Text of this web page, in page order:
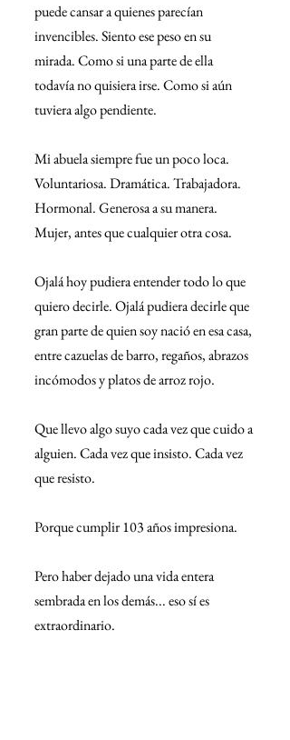
puede cansar a quienes parecían
invencibles. Siento ese peso en su
mirada. Como si una parte de ella
todavía no quisiera irse. Como si aún
tuviera algo pendiente.
Mi abuela siempre fue un poco loca.
Voluntariosa. Dramática. Trabajadora.
Hormonal. Generosa a su manera.
Mujer, antes que cualquier otra cosa.
Ojalá hoy pudiera entender todo lo que
quiero decirle. Ojalá pudiera decirle que
gran parte de quien soy nació en esa casa,
entre cazuelas de barro, regaños, abrazos
incómodos y platos de arroz rojo.
Que llevo algo suyo cada vez que cuido a
alguien. Cada vez que insisto. Cada vez
que resisto.
Porque cumplir 103 años impresiona.
Pero haber dejado una vida entera
sembrada en los demás... eso sí es
extraordinario.